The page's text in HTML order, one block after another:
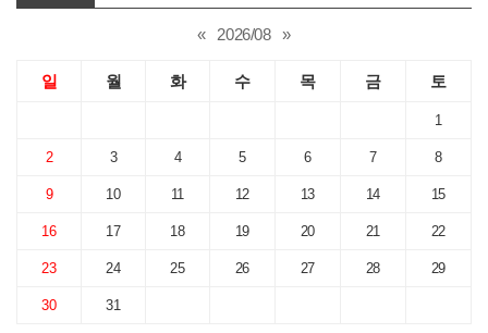
« 2026/08 »
일 월 화 수 목 금 토
1
2 3 4 5 6 7 8
9 10 11 12 13 14 15
16 17 18 19 20 21 22
23 24 25 26 27 28 29
30 31